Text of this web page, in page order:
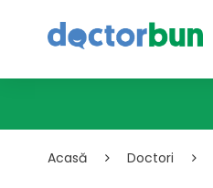
Acasă Doctori